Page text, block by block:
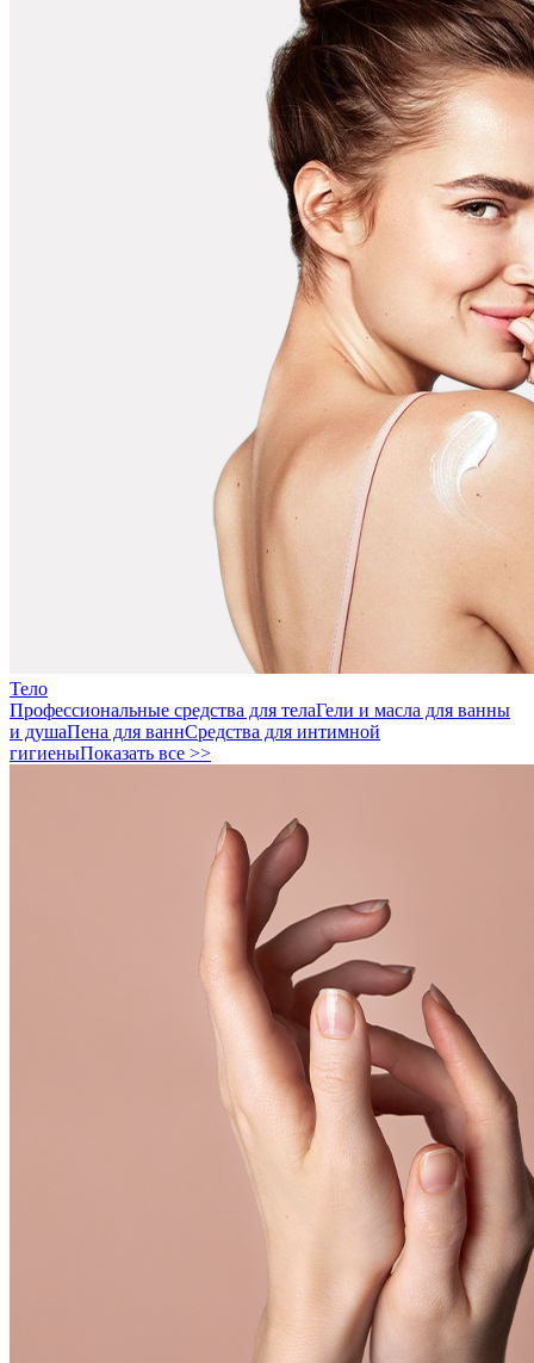
Тело
Профессиональные средства для телаГели и масла для ванны
и душаПена для ваннСредства для интимной
гигиеныПоказать все >>